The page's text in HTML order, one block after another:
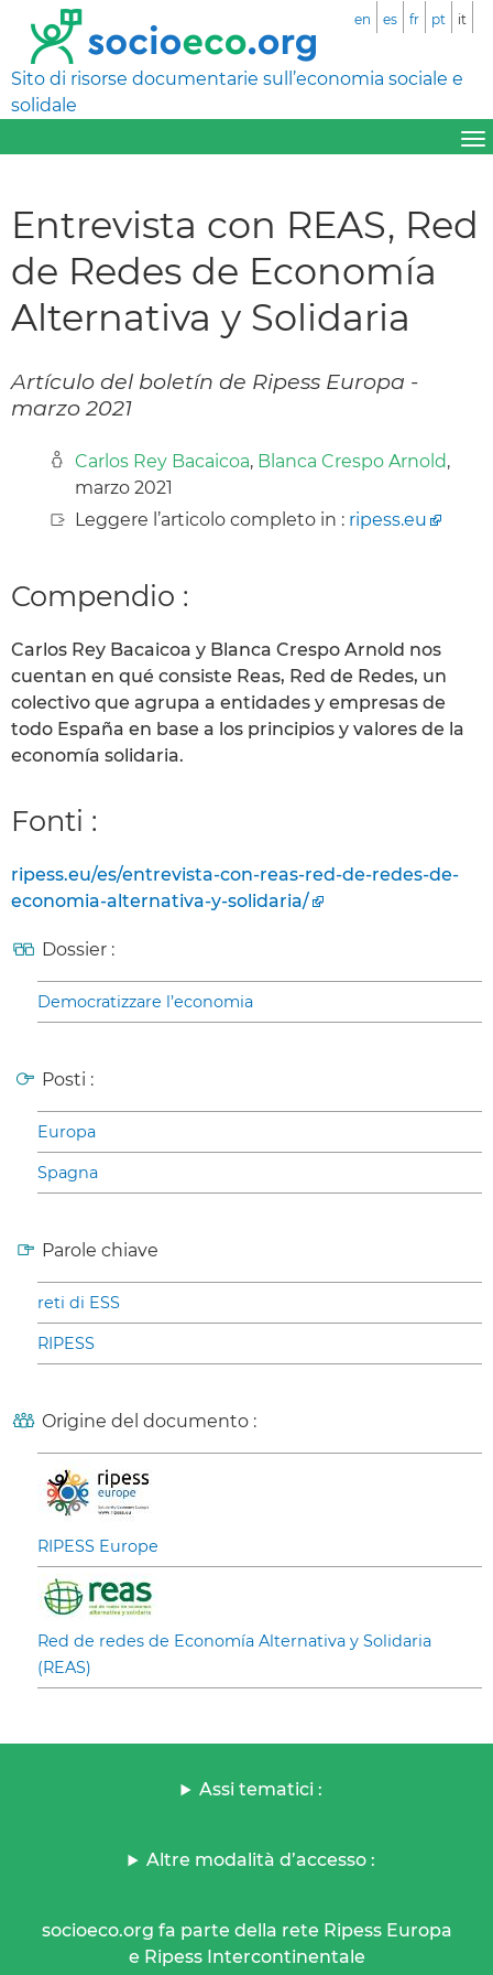
Sito di risorse documentarie sull’economia sociale e
solidale
en es fr pt it
Entrevista con REAS, Red
de Redes de Economía
Alternativa y Solidaria
Artículo del boletín de Ripess Europa -
marzo 2021
Carlos Rey Bacaicoa, Blanca Crespo Arnold,
marzo 2021
Leggere l’articolo completo in : ripess.eu
Compendio :
Carlos Rey Bacaicoa y Blanca Crespo Arnold nos
cuentan en qué consiste Reas, Red de Redes, un
colectivo que agrupa a entidades y empresas de
todo España en base a los principios y valores de la
economía solidaria.
Fonti :
ripess.eu/es/entrevista-con-reas-red-de-redes-de-
economia-alternativa-y-solidaria/
Dossier :
Democratizzare l’economia
Posti :
Europa
Spagna
Parole chiave
reti di ESS
RIPESS
Origine del documento :
RIPESS Europe
Red de redes de Economía Alternativa y Solidaria
(REAS)
Assi tematici :
Altre modalità d’accesso :
socioeco.org fa parte della rete Ripess Europa
e Ripess Intercontinentale